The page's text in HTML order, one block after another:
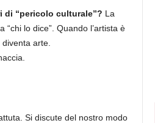
di “pericolo culturale”? La
lo dice”. Quando l’artista è
arte.
Si discute del nostro modo